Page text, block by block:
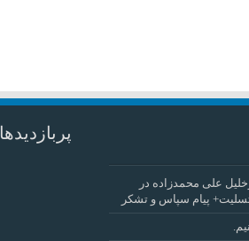
علی محمدزاده در
پیام سپاس و تشکر
پربازدیدها